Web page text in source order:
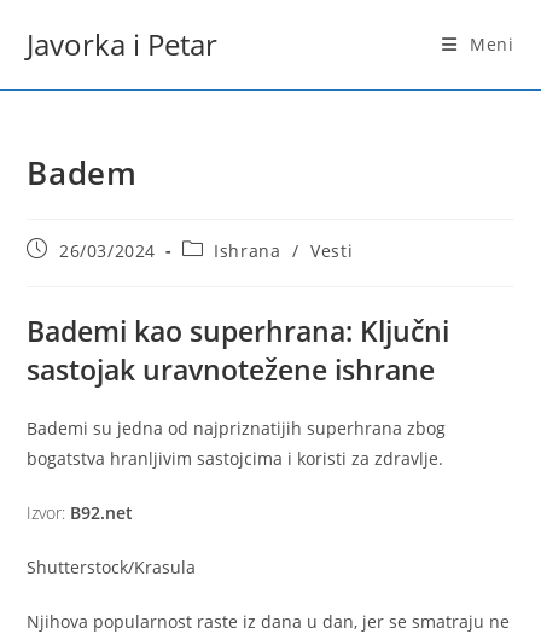
Javorka i Petar Meni
Badem
Post26/03/2024
PostIshrana / Vesti
Bademi kao superhrana: Ključni
sastojak uravnotežene ishrane
Bademi su jedna od najpriznatijih superhrana zbog
bogatstva hranljivim sastojcima i koristi za zdravlje.
Izvor: B92.net
Shutterstock/Krasula
Njihova popularnost raste iz dana u dan, jer se smatraju ne